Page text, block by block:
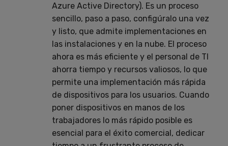
Azure Active Directory). Es un proceso
sencillo, paso a paso, configúralo una vez
y listo, que admite implementaciones en
las instalaciones y en la nube. El proceso
ahora es más eficiente y el personal de TI
ahorra tiempo y recursos valiosos, lo que
permite una implementación más rápida
de dispositivos para los usuarios. Cuando
poner dispositivos en manos de los
trabajadores lo más rápido posible es
esencial para el éxito comercial, dedicar